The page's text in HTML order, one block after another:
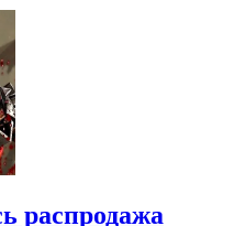
распродажа